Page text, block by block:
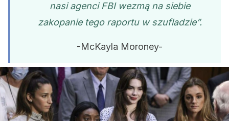
nasi agenci FBI wezmą na siebie
zakopanie tego raportu w szufladzie”.
-McKayla Moroney-